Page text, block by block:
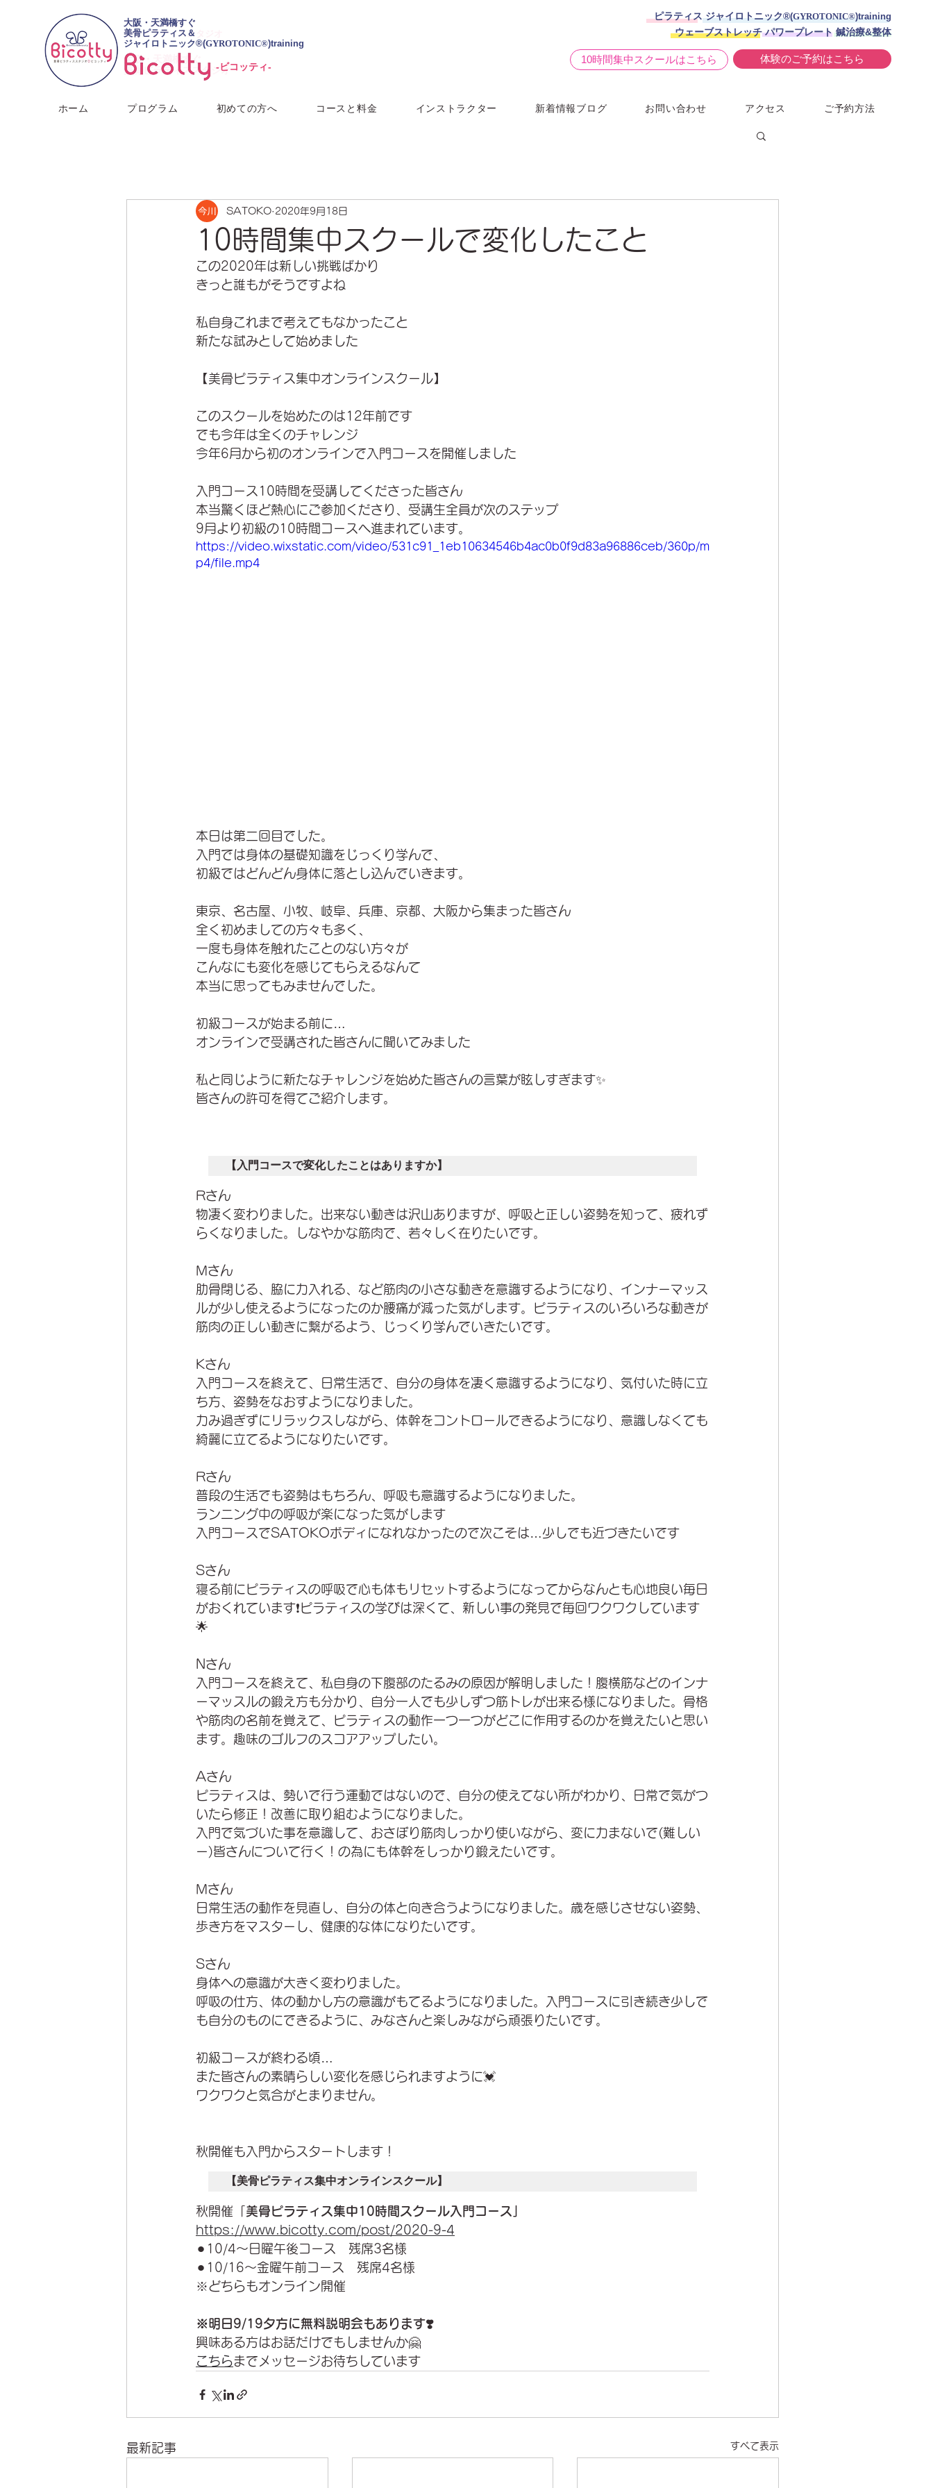
大阪・天満橋すぐ
美骨ピラティススタジオ
​大阪・天満橋すぐ
美骨ピラティススタジオ
​大阪・天満橋すぐ
美骨ピラティス＆
ジャイロトニック®︎(GYROTONIC®)training
-ビコッティ-
ピラティス ジャイロトニック®︎(GYROTONIC®)training
ウェーブストレッチ パワープレート 鍼治療&整体
10時間集中スクールはこちら 体験のご予約はこちら
ホーム プログラム 初めての方へ コースと料金 インストラクター 新着情報ブログ お問い合わせ アクセス ご予約方法
10時間集中スクールで変化したこと
SATOKO 2020年9月18日
この2020年は新しい挑戦ばかり
きっと誰もがそうですよね
私自身これまで考えてもなかったこと
新たな試みとして始めました
【美骨ピラティス集中オンラインスクール】
このスクールを始めたのは12年前です
でも今年は全くのチャレンジ
今年6月から初のオンラインで入門コースを開催しました
入門コース10時間を受講してくださった皆さん
本当驚くほど熱心にご参加くださり、受講生全員が次のステップ
9月より初級の10時間コースへ進まれています。
https://video.wixstatic.com/video/531c91_1eb10634546b4ac0b0f9d83a96886ceb/360p/m
p4/file.mp4
本日は第二回目でした。
入門では身体の基礎知識をじっくり学んで、
初級ではどんどん身体に落とし込んでいきます。
東京、名古屋、小牧、岐阜、兵庫、京都、大阪から集まった皆さん
全く初めましての方々も多く、
一度も身体を触れたことのない方々が
こんなにも変化を感じてもらえるなんて
本当に思ってもみませんでした。
初級コースが始まる前に…
オンラインで受講された皆さんに聞いてみました
私と同じように新たなチャレンジを始めた皆さんの言葉が眩しすぎます✨
皆さんの許可を得てご紹介します。
【入門コースで変化したことはありますか】
Rさん
物凄く変わりました。出来ない動きは沢山ありますが、呼吸と正しい姿勢を知って、疲れず
らくなりました。しなやかな筋肉で、若々しく在りたいです。
Mさん
肋骨閉じる、脇に力入れる、など筋肉の小さな動きを意識するようになり、インナーマッス
ルが少し使えるようになったのか腰痛が減った気がします。ピラティスのいろいろな動きが
筋肉の正しい動きに繋がるよう、じっくり学んでいきたいです。
Kさん
入門コースを終えて、日常生活で、自分の身体を凄く意識するようになり、気付いた時に立
ち方、姿勢をなおすようになりました。
力み過ぎずにリラックスしながら、体幹をコントロールできるようになり、意識しなくても
綺麗に立てるようになりたいです。
Rさん
普段の生活でも姿勢はもちろん、呼吸も意識するようになりました。
ランニング中の呼吸が楽になった気がします
入門コースでSATOKOボディになれなかったので次こそは…少しでも近づきたいです
Sさん
寝る前にピラティスの呼吸で心も体もリセットするようになってからなんとも心地良い毎日
がおくれています❗️ピラティスの学びは深くて、新しい事の発見で毎回ワクワクしています
🌟
Nさん
入門コースを終えて、私自身の下腹部のたるみの原因が解明しました！腹横筋などのインナ
ーマッスルの鍛え方も分かり、自分一人でも少しずつ筋トレが出来る様になりました。骨格
や筋肉の名前を覚えて、ピラティスの動作一つ一つがどこに作用するのかを覚えたいと思い
ます。趣味のゴルフのスコアアップしたい。
Aさん
ピラティスは、勢いで行う運動ではないので、自分の使えてない所がわかり、日常で気がつ
いたら修正！改善に取り組むようになりました。
入門で気づいた事を意識して、おさぼり筋肉しっかり使いながら、変に力まないで(難しい
ー)皆さんについて行く！の為にも体幹をしっかり鍛えたいです。
Mさん
日常生活の動作を見直し、自分の体と向き合うようになりました。歳を感じさせない姿勢、
歩き方をマスターし、健康的な体になりたいです。
Sさん
身体への意識が大きく変わりました。
呼吸の仕方、体の動かし方の意識がもてるようになりました。入門コースに引き続き少しで
も自分のものにできるように、みなさんと楽しみながら頑張りたいです。
初級コースが終わる頃…
また皆さんの素晴らしい変化を感じられますように💓
ワクワクと気合がとまりません。
秋開催も入門からスタートします！
【美骨ピラティス集中オンラインスクール】
秋開催「 美骨ピラティス集中10時間スクール入門コース」
https://www.bicotty.com/post/2020-9-4
⚫︎10/4〜日曜午後コース　残席3名様
⚫︎10/16〜金曜午前コース　残席4名様
※どちらもオンライン開催
※明日9/19夕方に無料説明会もあります❣️
興味ある方はお話だけでもしませんか🤗
こちらまでメッセージお待ちしています
最新記事 すべて表示